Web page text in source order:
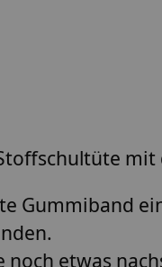
Gummiband
noch etwas